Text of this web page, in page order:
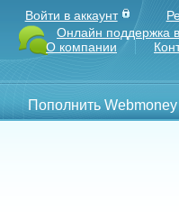
Войти в аккаунт
Онлайн поддержка
О компании
Пополнить Webmoney